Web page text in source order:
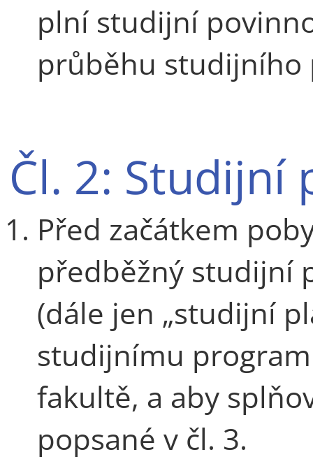
plní studijní
průběhu studijního
Čl. 2: Studijní
Před začátkem
předběžný studijní
(dále jen „studijní
studijnímu
fakultě, a aby
popsané v čl. 3.